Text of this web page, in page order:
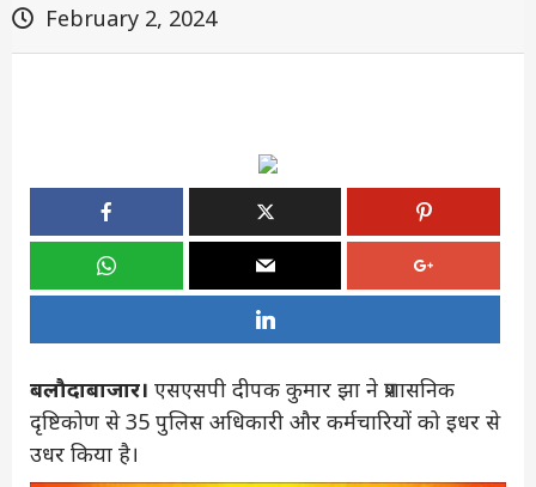
February 2, 2024
बलौदाबाजार। एसएसपी दीपक कुमार झा ने प्रशासनिक
दृष्टिकोण से 35 पुलिस अधिकारी और कर्मचारियों को इधर से
उधर किया है।